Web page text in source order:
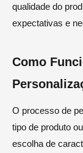
qualidade do
expectativas e
Como
O processo de
tipo de produto
escolha de